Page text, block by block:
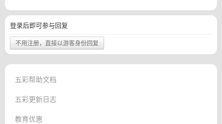
登录后即可参与回复
不用注册，直接以游客身份回复
五彩帮助文档
五彩更新日志
教育优惠